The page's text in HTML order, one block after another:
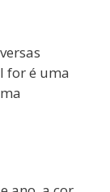
for é uma